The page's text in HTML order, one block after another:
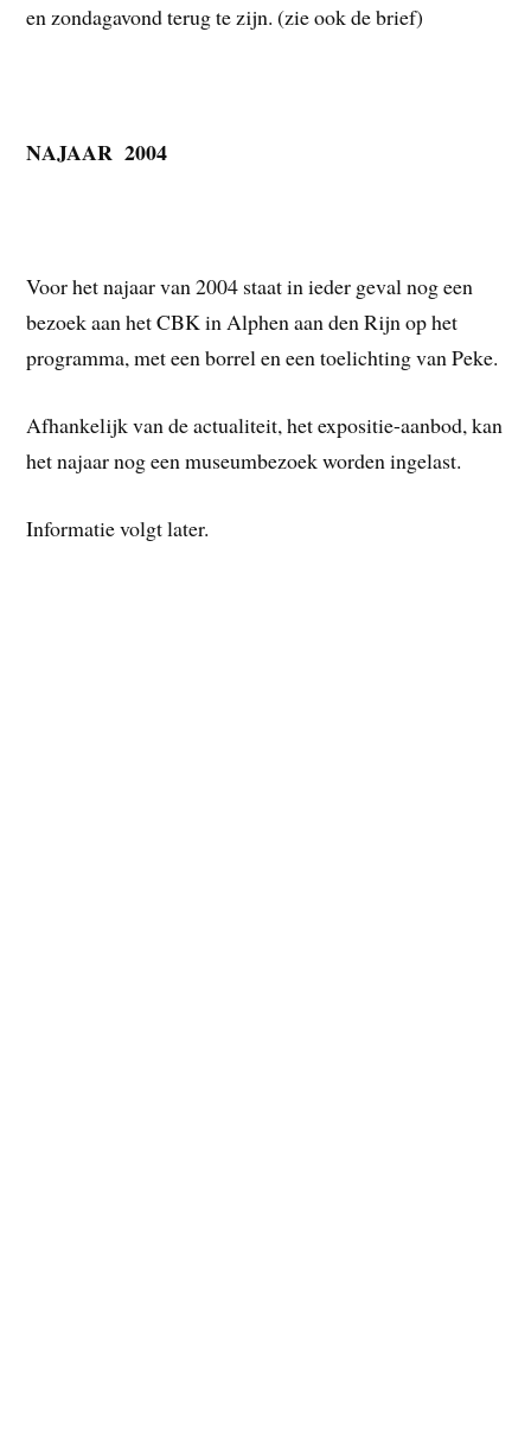
en zondagavond terug te zijn. (zie ook de brief)
NAJAAR 2004
Voor het najaar van 2004 staat in ieder geval nog een
bezoek aan het CBK in Alphen aan den Rijn op het
programma, met een borrel en een toelichting van Peke.
Afhankelijk van de actualiteit, het expositie-aanbod, kan
het najaar nog een museumbezoek worden ingelast.
Informatie volgt later.